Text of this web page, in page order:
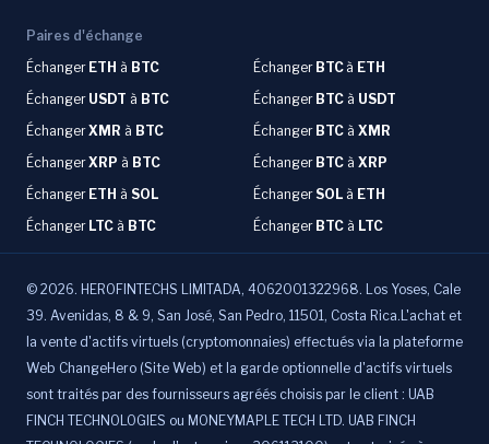
Paires d'échange
Échanger ETH à BTC Échanger BTC à ETH
Échanger USDT à BTC Échanger BTC à USDT
ÉchangerXMR à BTC Échanger BTC à XMR
ÉchangerXRP à BTC Échanger BTC à XRP
Échanger ETH à SOL ÉchangerSOL à ETH
Échanger LTC à BTC Échanger BTC à LTC
© 2026. HEROFINTECHS LIMITADA, 4062001322968. Los Yoses, Cale
39. Avenidas, 8 & 9, San José, San Pedro, 11501, Costa Rica.L'achat et
la vente d'actifs virtuels (cryptomonnaies) effectués via la plateforme
Web ChangeHero (Site Web) et la garde optionnelle d'actifs virtuels
sont traités par des fournisseurs agréés choisis par le client : UAB
FINCH TECHNOLOGIES ou MONEYMAPLE TECH LTD. UAB FINCH